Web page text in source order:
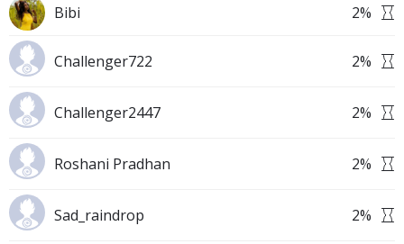
Bibi 2%
Challenger722 2%
Challenger2447 2%
Roshani Pradhan 2%
Sad_raindrop 2%